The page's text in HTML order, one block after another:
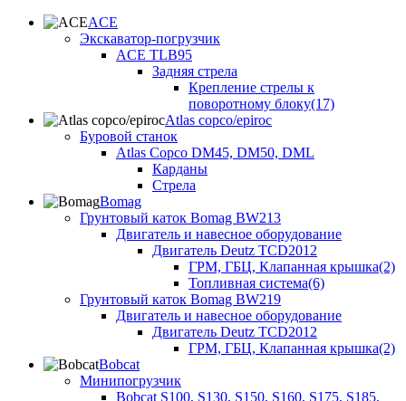
ACE
Экскаватор-погрузчик
ACE TLB95
Задняя стрела
Крепление стрелы к
поворотному блоку(17)
Atlas copco/epiroc
Буровой станок
Atlas Copco DM45, DM50, DML
Карданы
Стрела
Bomag
Грунтовый каток Bomag BW213
Двигатель и навесное оборудование
Двигатель Deutz TCD2012
ГРМ, ГБЦ, Клапанная крышка(2)
Топливная система(6)
Грунтовый каток Bomag BW219
Двигатель и навесное оборудование
Двигатель Deutz TCD2012
ГРМ, ГБЦ, Клапанная крышка(2)
Bobcat
Минипогрузчик
Bobcat S100, S130, S150, S160, S175, S185,